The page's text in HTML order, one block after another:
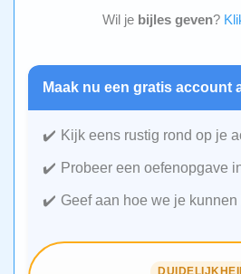
Wil je bijles geven?
Maak nu een gratis account
Kijk eens rustig rond op je
Probeer een oefenopgave
Geef aan hoe we je kunnen